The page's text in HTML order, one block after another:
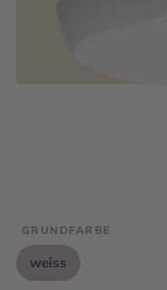
GRUNDFARBE
weiss